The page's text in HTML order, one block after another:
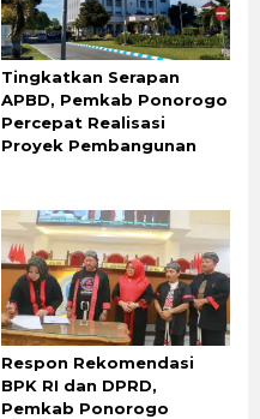
Tingkatkan Serapan
APBD, Pemkab Ponorogo
Percepat Realisasi
Proyek Pembangunan
Respon Rekomendasi
BPK RI dan DPRD,
Pemkab Ponorogo